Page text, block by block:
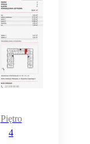
Piętro
4